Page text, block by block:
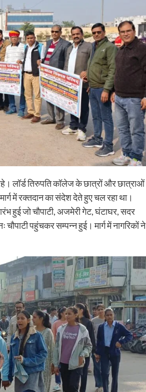
लॉर्ड तिरुपति कॉलेज के छात्रों और छात्राओं
में रक्तदान का संदेश देते हुए चल रहा था।
हुई जो चौपाटी, अजमेरी गेट, घंटाघर, सदर
पहुंचकर सम्पन्न हुई। मार्ग में नागरिकों ने